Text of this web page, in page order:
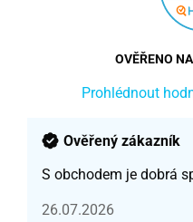
OVĚŘENO
Prohlédnout
Ověřený zákazník
S obchodem je dobrá
26.07.2026